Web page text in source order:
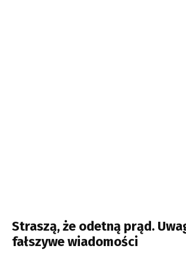
Straszą, że odetną prąd.
fałszywe wiadomości